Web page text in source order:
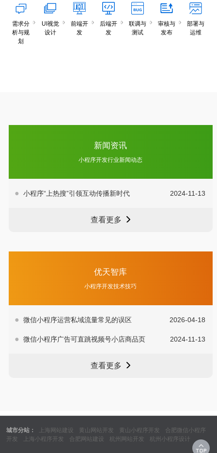
需求分
析与规
划
UI视觉
设计
前端开
发
后端开
发
联调与
测试
审核与
发布
部署与
运维
新闻资讯
小程序开发行业新闻动态
小程序“上热搜”引领互动传播新时代 2024-11-13
查看更多
优天智库
小程序开发技术技巧
微信小程序运营私域流量常见的误区 2026-04-18
微信小程序广告可直跳视频号小店商品页 2024-11-13
查看更多
城市分站： 上海网站建设 黄山网站开发 黄山小程序开发
合肥微信小程序
开发
上海小程序开发 合肥网站建设 杭州网站开发 杭州小程序设计